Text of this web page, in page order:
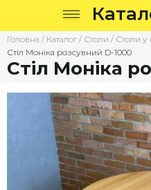
Головна / Каталог / Столи / Столи у
Стіл Моніка розсувний D-1000
Стіл Моніка